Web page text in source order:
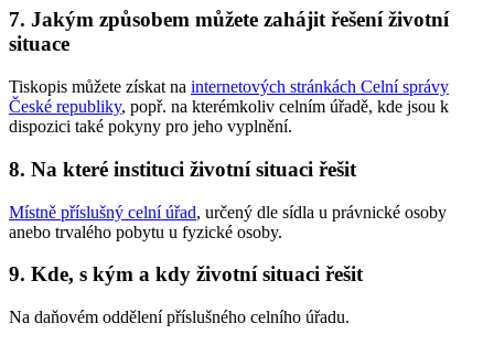
7. Jakým způsobem můžete zahájit řešení životní
situace
Tiskopis můžete získat na internetových stránkách Celní správy
České republiky, popř. na kterémkoliv celním úřadě, kde jsou k
dispozici také pokyny pro jeho vyplnění.
8. Na které instituci životní situaci řešit
Místně příslušný celní úřad, určený dle sídla u právnické osoby
anebo trvalého pobytu u fyzické osoby.
9. Kde, s kým a kdy životní situaci řešit
Na daňovém oddělení příslušného celního úřadu.